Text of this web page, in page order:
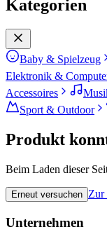
Kategorien
Baby & Spielzeug
Elektronik &
Accessoires
Sport & Outdoor
Produkt
Beim Laden dieser
Erneut versuchen Zur
Unternehmen